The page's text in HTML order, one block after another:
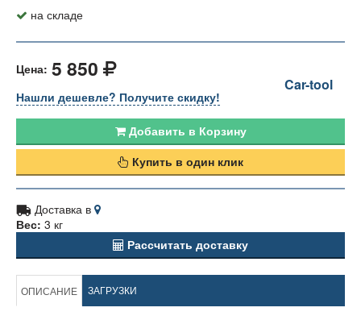
на складе
Цена: 5 850
Car-tool
Нашли дешевле? Получите скидку!
Добавить в Корзину
Купить в один клик
Доставка в
Вес: 3 кг
Рассчитать доставку
ОПИСАНИЕ ЗАГРУЗКИ